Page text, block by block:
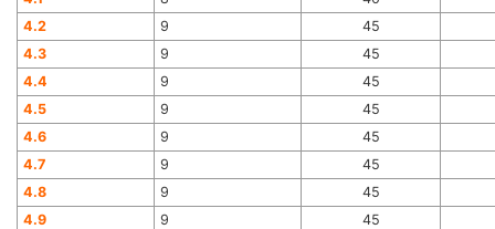
4.2
9
45
4.3
9
45
4.4
9
45
4.5
9
45
4.6
9
45
4.7
9
45
4.8
9
45
4.9
9
45